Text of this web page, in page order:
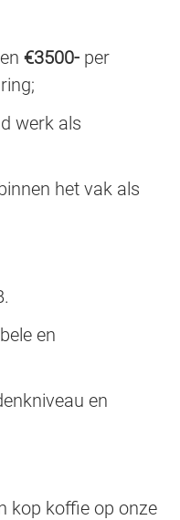
en €3500- per
werk als
het vak als
en
en
kop koffie op onze